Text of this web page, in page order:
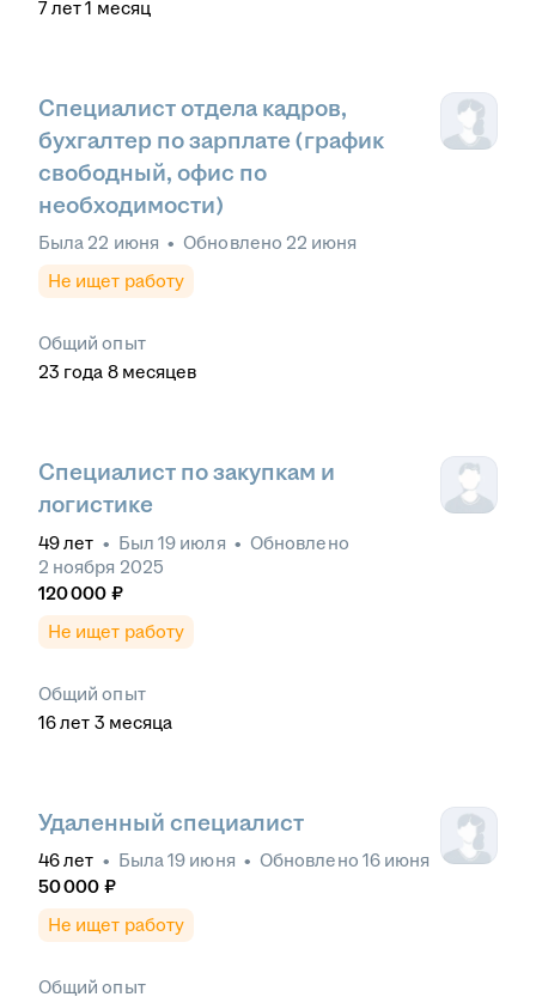
7лет 1 месяц
Специалист отдела кадров,
бухгалтер по зарплате (график
свободный, офис по
необходимости)
Была 22 июня • Обновлено 22 июня
Не ищет работу
Общий опыт
23 года 8 месяцев
Специалист по закупкам и
логистике
49лет • Был 19 июля • Обновлено
2 ноября 2025
120 000 ₽
Не ищет работу
Общий опыт
16лет 3 месяца
Удаленный специалист
46лет • Была19 июня • Обновлено 16 июня
50 000 ₽
Не ищет работу
Общий опыт